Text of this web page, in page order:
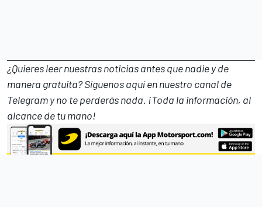
¿Quieres leer nuestras noticias antes que nadie y de
manera gratuita? Síguenosaquí en nuestro canal de
Telegramy no te perderás nada. ¡Toda la información, al
alcance de tu mano!